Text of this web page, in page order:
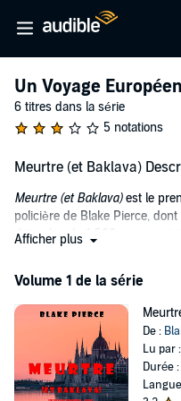
Un Voyage Européen
6 titres dans la série
5 notations
Meurtre (et Baklava)
Meurtre (et Baklava)est le
policière de Blake Pierce,
déjà plus de 1 500
demande en mariage, qu'un
perd les pédales et s'enfuit -
guide touristique sur un
gamme, avec escales
rêve d'une vie plus
ailleurs, quelque part.
Afficher plus
Volume 1 de la série
De :
Lu par :
Durée